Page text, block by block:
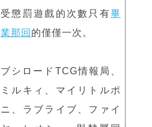
受懲罰遊戲的次數只有畢
業那回 的僅僅一次。
ブシロードTCG情報局、
ミルキィ、マイリトルポ
ニ、ラブライブ、ファイ